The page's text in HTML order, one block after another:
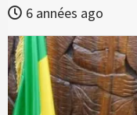
6 années ago